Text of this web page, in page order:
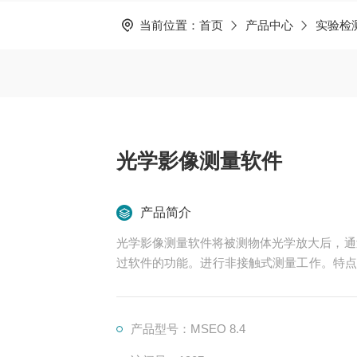
当前位置： 首页 产品中心 实验检
光学影像测量软件
产品简介
光学影像测量软件将被测物体光学放大后，
过软件的功能。进行非接触式测量工作。特
日后存盘或电子邮件的发送。
产品型号：MSEO 8.4